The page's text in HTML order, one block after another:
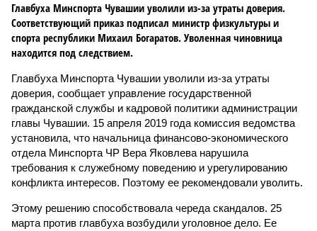
Главбуха Минспорта Чувашии уволили из-за утраты доверия.
Соответствующий приказ подписал министр физкультуры и
спорта республики Михаил Богаратов. Уволенная чиновница
находится под следствием.
Главбуха Минспорта Чувашии уволили из-за утраты
доверия, сообщает управление государственной
гражданской службы и кадровой политики администрации
главы Чувашии. 15 апреля 2019 года комиссия ведомства
установила, что начальница финансово-экономического
отдела Минспорта ЧР Вера Яковлева нарушила
требования к служебному поведению и урегулированию
конфликта интересов. Поэтому ее рекомендовали уволить.
Этому решению способствовала череда скандалов. 25
марта против главбуха возбудили уголовное дело. Ее